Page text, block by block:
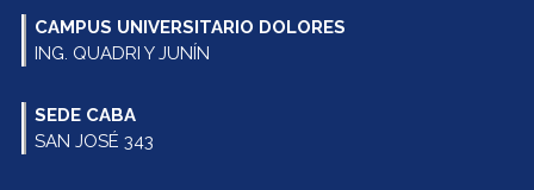
CAMPUS UNIVERSITARIO DOLORES
ING. QUADRI Y JUNÍN
SEDE CABA
SAN JOSÉ 343